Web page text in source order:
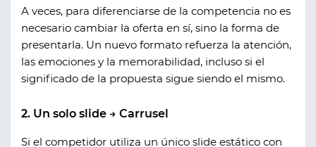
A veces, para diferenciarse de la competencia no es
necesario cambiar la oferta en sí, sino la forma de
presentarla. Un nuevo formato refuerza la atención,
las emociones y la memorabilidad, incluso si el
significado de la propuesta sigue siendo el mismo.
2. Un solo slide → Carrusel
Si el competidor utiliza un único slide estático con